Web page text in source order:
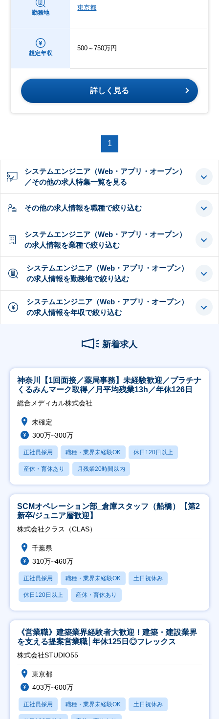
勤務地
東京都
想定年収
500～750万円
詳しく見る
1
システムエンジニア（Web・アプリ・オープン）
／その他の求人特集一覧を見る
その他の求人情報を職種で絞り込む
システムエンジニア（Web・アプリ・オープン）
の求人情報を業種で絞り込む
システムエンジニア（Web・アプリ・オープン）
の求人情報を勤務地で絞り込む
システムエンジニア（Web・アプリ・オープン）
の求人情報を年収で絞り込む
新着求人
神奈川【1回面接／薬局事務】未経験歓迎／プラチナ
くるみんマーク取得／月平均残業13h／年休126日
総合メディカル株式会社
未確定
300万~300万
正社員採用 職種・業界未経験OK 休日120日以上
産休・育休あり 月残業20時間以内
SCMオペレーション部_倉庫スタッフ（船橋）【第2
新卒/ジュニア層歓迎】
株式会社クラス（CLAS）
千葉県
310万~460万
正社員採用 職種・業界未経験OK 土日祝休み
休日120日以上 産休・育休あり
《営業職》建築業界経験者大歓迎！建築・建設業界
を支える提案営業職│年休125日◎フレックス
株式会社STUDIO55
東京都
403万~600万
正社員採用 職種・業界未経験OK 土日祝休み